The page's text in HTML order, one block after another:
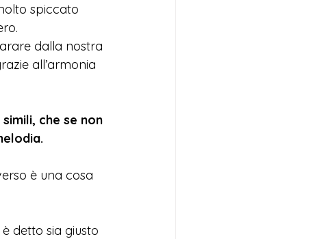
spiccato
dalla nostra
all’armonia
che se non
è una cosa
detto sia giusto